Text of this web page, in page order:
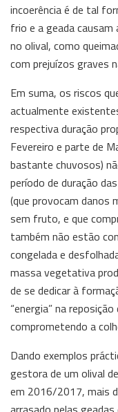
incoerência é de tal
frio e a geada
no olival, como
com prejuízos graves
Em suma, os riscos
actualmente
respectiva duração
Fevereiro e parte de
bastante chuvosos)
período de duração
(que provocam danos
sem fruto, e que
também não estão
congelada e
massa vegetativa
de se dedicar à
“energia” na
comprometendo a
Dando exemplos
gestora de um olival
em 2016/2017, mais